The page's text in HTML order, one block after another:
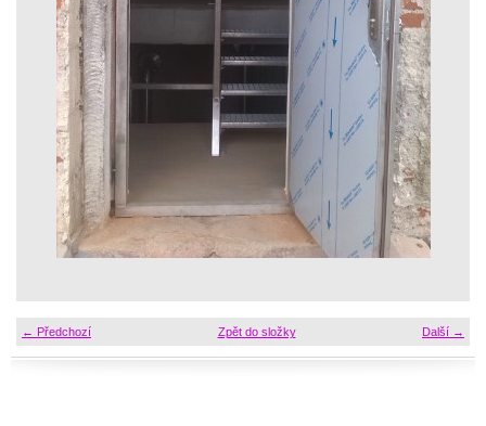
← Předchozí Další →
Zpět do složky